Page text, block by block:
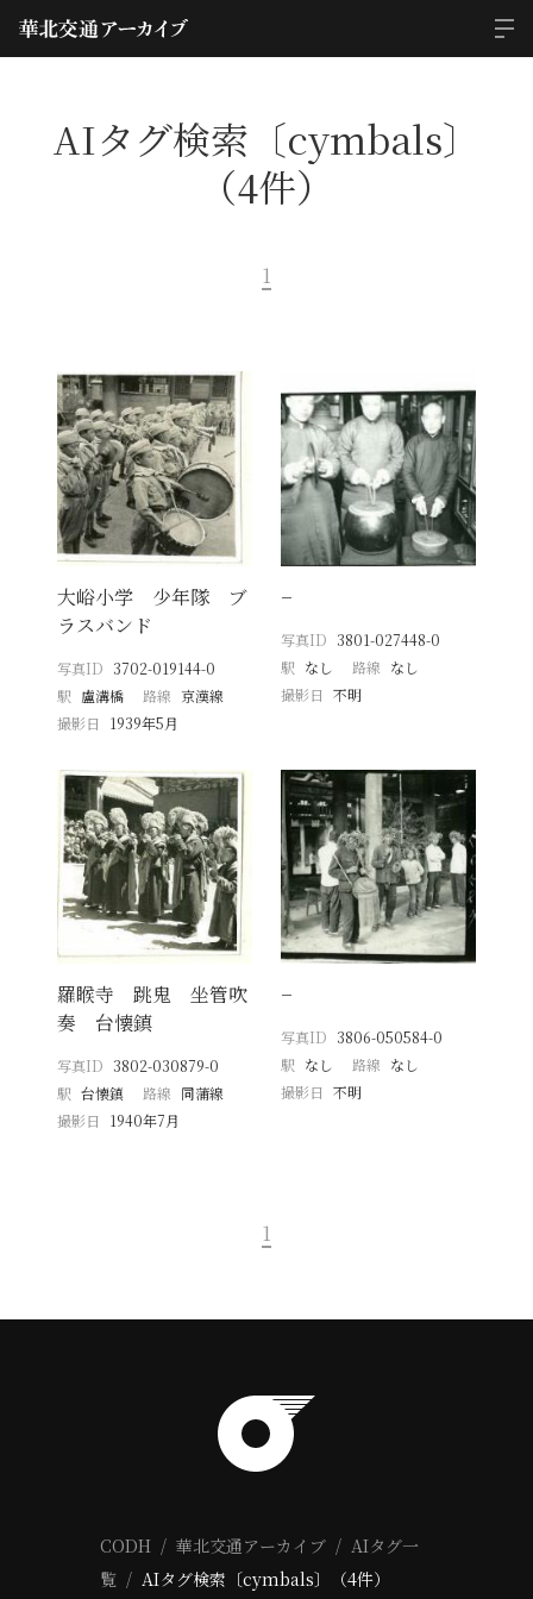
AIタグ検索〔cymbals〕
（4件）
1
大峪小学 少年隊 ブ
ラスバンド
写真ID 3702-019144-0
駅 盧溝橋 路線 京漢線
撮影日
1939年5月
−
写真ID 3801-027448-0
駅 なし 路線 なし
撮影日 不明
羅睺寺 跳鬼 坐管吹
奏 台懐鎮
写真ID 3802-030879-0
駅 台懐鎮 路線 同蒲線
撮影日
1940年7月
−
写真ID 3806-050584-0
駅 なし 路線 なし
撮影日 不明
1
CODH 華北交通アーカイブ
AIタグ一
覧
AIタグ検索〔cymbals〕（4件）